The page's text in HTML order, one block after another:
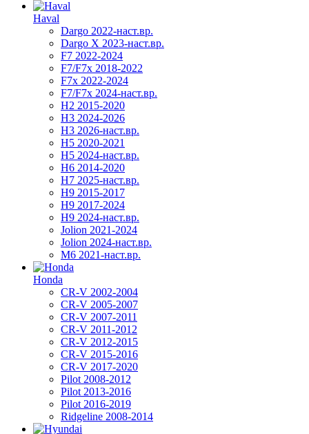
Haval
Dargo 2022-наст.вр.
Dargo X 2023-наст.вр.
F7 2022-2024
F7/F7x 2018-2022
F7x 2022-2024
F7/F7x 2024-наст.вр.
H2 2015-2020
H3 2024-2026
H3 2026-наст.вр.
H5 2020-2021
H5 2024-наст.вр.
H6 2014-2020
H7 2025-наст.вр.
H9 2015-2017
H9 2017-2024
H9 2024-наст.вр.
Jolion 2021-2024
Jolion 2024-наст.вр.
М6 2021-наст.вр.
Honda
CR-V 2002-2004
CR-V 2005-2007
CR-V 2007-2011
CR-V 2011-2012
CR-V 2012-2015
CR-V 2015-2016
CR-V 2017-2020
Pilot 2008-2012
Pilot 2013-2016
Pilot 2016-2019
Ridgeline 2008-2014